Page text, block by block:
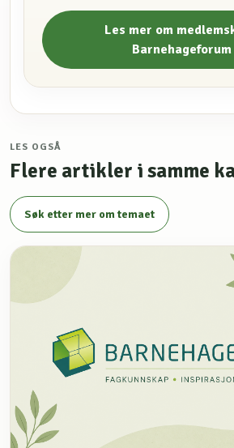
Les mer om
Barnehageforum
LES OGSÅ
Flere artikler i samme
Søk etter mer om temaet